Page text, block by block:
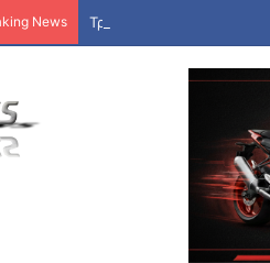
News Τραγωδία στην Πάρο: